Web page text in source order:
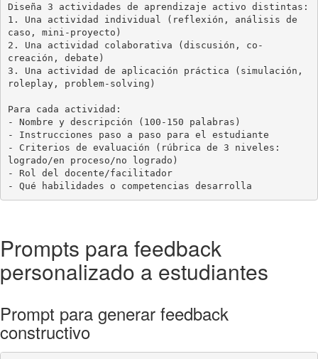
Diseña 3 actividades de aprendizaje activo distintas:
1. Una actividad individual (reflexión, análisis de
caso, mini-proyecto)
2. Una actividad colaborativa (discusión, co-
creación, debate)
3. Una actividad de aplicación práctica (simulación,
roleplay, problem-solving)
Para cada actividad:
- Nombre y descripción (100-150 palabras)
- Instrucciones paso a paso para el estudiante
- Criterios de evaluación (rúbrica de 3 niveles:
logrado/en proceso/no logrado)
- Rol del docente/facilitador
- Qué habilidades o competencias desarrolla
Prompts para feedback
personalizado a estudiantes
Prompt para generar feedback
constructivo